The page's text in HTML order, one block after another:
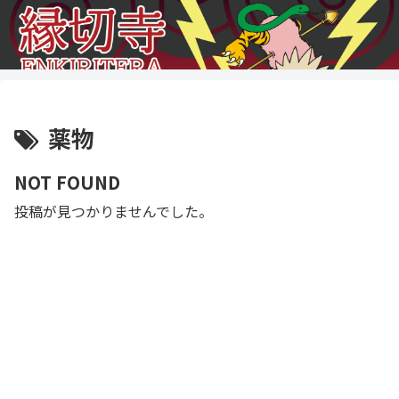
薬物
NOT FOUND
投稿が見つかりませんでした。